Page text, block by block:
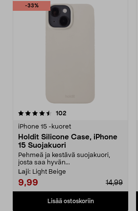
-33%
102
iPhone 15 -kuoret
Holdit Silicone Case, iPhone
15 Suojakuori
Pehmeä ja kestävä suojakuori,
josta saa hyvän...
Laji: Light Beige
9,99 14,99
Lisää ostoskoriin
4.5 viidestä